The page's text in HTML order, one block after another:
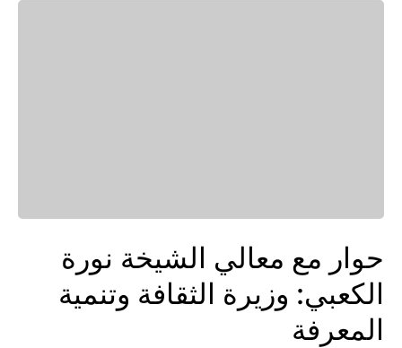
حوار مع معالي الشيخة نورة
الكعبي: وزيرة الثقافة وتنمية
المعرفة